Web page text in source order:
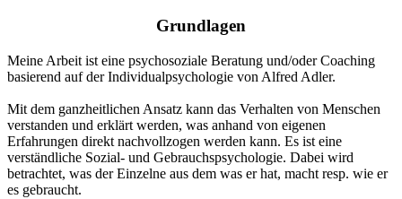
Grundlagen
Meine Arbeit ist eine psychosoziale Beratung und/oder Coaching
basierend auf der Individualpsychologie von Alfred Adler.
Mit dem ganzheitlichen Ansatz kann das Verhalten von Menschen
verstanden und erklärt werden, was anhand von eigenen
Erfahrungen direkt nachvollzogen werden kann. Es ist eine
verständliche Sozial- und Gebrauchspsychologie. Dabei wird
betrachtet, was der Einzelne aus dem was er hat, macht resp. wie er
es gebraucht.